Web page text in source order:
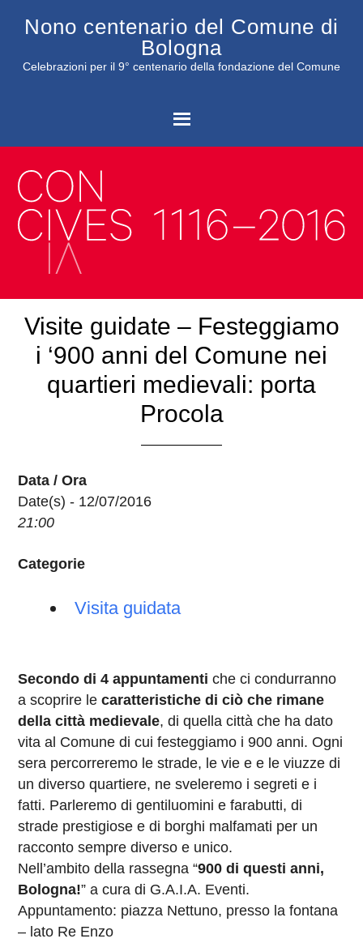
Nono centenario del Comune di
Bologna
Celebrazioni per il 9° centenario della fondazione del Comune
Visite guidate – Festeggiamo
i ‘900 anni del Comune nei
quartieri medievali: porta
Procola
Data / Ora
Date(s) - 12/07/2016
21:00
Categorie
Visita guidata
Secondo di 4 appuntamenti che ci condurranno
a scoprire lecaratteristiche di ciò che rimane
della città medievale, di quella città che ha dato
vita al Comune di cui festeggiamo i 900 anni. Ogni
sera percorreremo le strade, le vie e e le viuzze di
un diverso quartiere, ne sveleremo i segreti e i
fatti. Parleremo di gentiluomini e farabutti, di
strade prestigiose e di borghi malfamati per un
racconto sempre diverso e unico.
Nell’ambito della rassegna “900 di questi anni,
Bologna!” a cura di G.A.I.A. Eventi.
Appuntamento: piazza Nettuno, presso la fontana
– lato Re Enzo